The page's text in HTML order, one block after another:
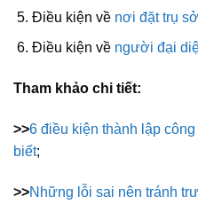
Điều kiện về nơi đặt trụ
Điều kiện về người đại
Tham khảo chi tiết:
>>6 điều kiện thành lập
biết;
>>Những lỗi sai nên tránh